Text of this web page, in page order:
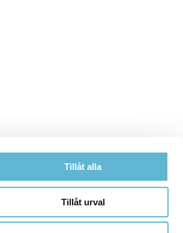
Tillåt alla
Tillåt urval